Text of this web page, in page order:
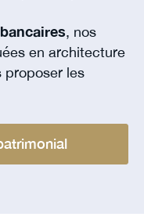
, nos
en architecture
proposer les